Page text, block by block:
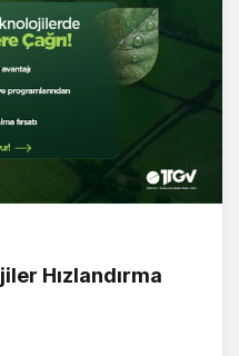
Hızlandırma